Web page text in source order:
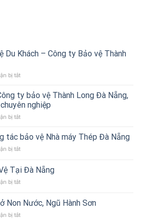
Du Khách – Công ty Bảo vệ Thành
bị tắtở
vụ
Bảo
vệ
Du
–
ty
vệ
ty bảo vệ Thành Long Đà Nẵng,
nghiệp
bị tắtở
thiệu
Công
bảo
Thành
Đà
tác bảo vệ Nhà máy Thép Đà Nẵng
bị tắtở
khai
công
tác
vệ
máy
Tại Đà Nẵng
bị tắtở
Ty
Bảo
Vệ
Non Nước, Ngũ Hành Sơn
bị tắtở